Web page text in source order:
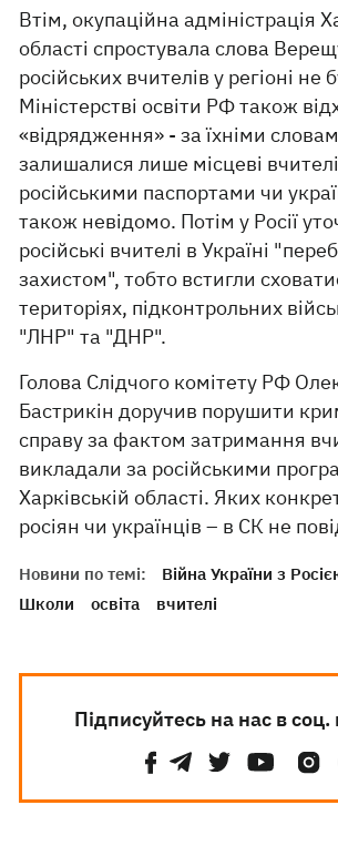
Втім, окупаційна адміністрація
області спростувала слова
російських вчителів у регіоні не
Міністерстві освіти РФ також
«відрядження» - за їхніми
залишалися лише місцеві
російськими паспортами чи
також невідомо. Потім у Росії
російські вчителі в Україні
захистом", тобто встигли
територіях, підконтрольних
"ЛНР" та "ДНР".
Голова Слідчого комітету РФ
Бастрикін доручив порушити
справу за фактом затримання
викладали за російськими
Харківській області. Яких
росіян чи українців – в СК не
Новини по темі: Війна України з
Школи
освіта вчителі
Підписуйтесь на нас в